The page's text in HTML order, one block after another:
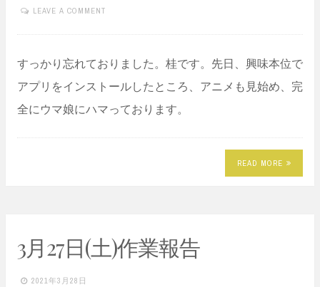
LEAVE A COMMENT
すっかり忘れておりました。桂です。先日、興味本位で
アプリをインストールしたところ、アニメも見始め、完
全にウマ娘にハマっております。
READ MORE
3月27日(土)作業報告
2021年3月28日